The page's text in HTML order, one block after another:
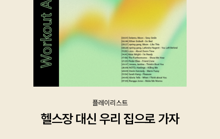
플레이리스트
헬스장 대신 우리 집으로 가자